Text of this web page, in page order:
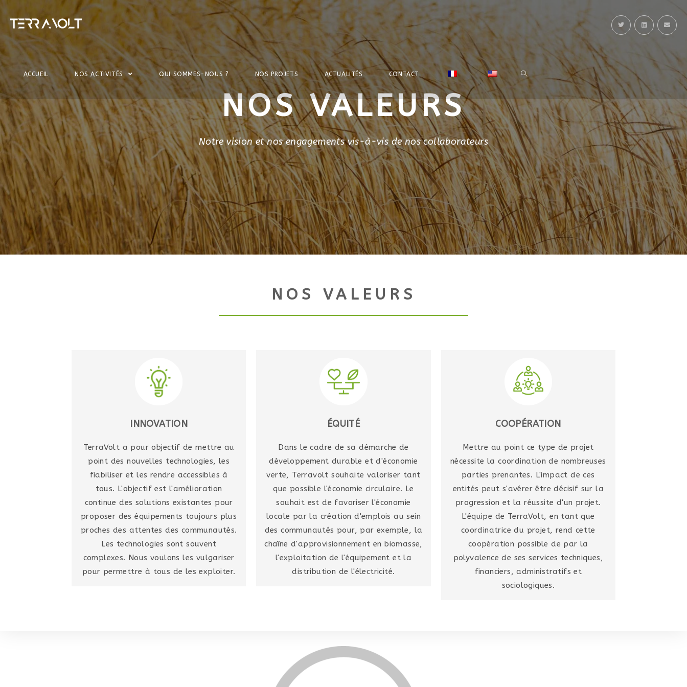
ACCUEIL NOS ACTIVITÉS QUI SOMMES-NOUS ? NOS PROJETS ACTUALITÉS CONTACT
NOS VALEURS
Notre vision et nos engagements vis-à-vis de nos collaborateurs
NOS VALEURS
INNOVATION
TerraVolt a pour objectif de mettre au
point des nouvelles technologies, les
fiabiliser et les rendre accessibles à
tous. L'objectif est l'amélioration
continue des solutions existantes pour
proposer des équipements toujours plus
proches des attentes des communautés.
Les technologies sont souvent
complexes. Nous voulons les vulgariser
pour permettre à tous de les exploiter.
ÉQUITÉ
Dans le cadre de sa démarche de
développement durable et d'économie
verte, Terravolt souhaite valoriser tant
que possible l'économie circulaire. Le
souhait est de favoriser l'économie
locale par la création d'emplois au sein
des communautés pour, par exemple, la
chaîne d'approvisionnement en biomasse,
l'exploitation de l'équipement et la
distribution de l'électricité.
COOPÉRATION
Mettre au point ce type de projet
nécessite la coordination de nombreuses
parties prenantes. L'impact de ces
entités peut s'avérer être décisif sur la
progression et la réussite d'un projet.
L'équipe de TerraVolt, en tant que
coordinatrice du projet, rend cette
coopération possible de par la
polyvalence de ses services techniques,
financiers, administratifs et
sociologiques.